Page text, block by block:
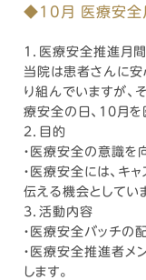
◆10月 医療安全
1．医療安全推進月
当院は患者さんに
り組んでいますが、
療安全の日、10月を
2．目的
・医療安全の意識を
・医療安全には、キ
伝える機会としてい
3．活動内容
・医療安全バッチの
・医療安全推進者メ
します。